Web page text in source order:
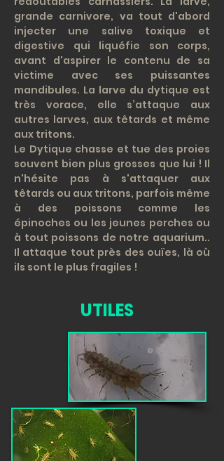
grande carnivore, va tout d'abord
injecter une salive toxique et
digestive qui liquéfie son corps,
avant d'aspirer le contenu de sa
victime avec ses puissantes
mandibules. La larve du dytique est
très vorace, elle s’attaque aux
autres larves, aux têtards et même
aux tritons.
Le Dytique chasse et tue des proies
souvent bien plus grosses que lui ! Il
n'hésite pas à s'attaquer aux
têtards ou aux tritons, parfois même
à des poissons comme les
épinoches ou les jeunes perches ou
à tout poissons de notre aquarium..
Il attaque tout près des ouïes, là où
ils sont le plus fragiles !
UTILES